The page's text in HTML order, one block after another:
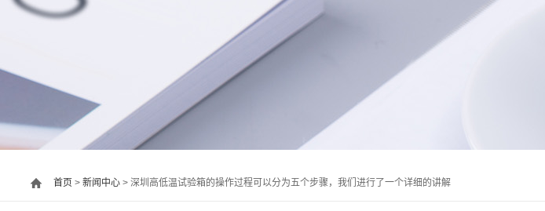
首页 > 新闻中心> 深圳高低温试验箱的操作过程可以分为五个步骤，我们进行了一个详细的讲解